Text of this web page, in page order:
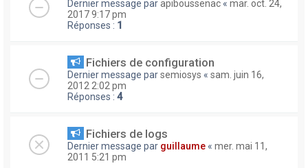
Dernier message parapiboussenac « mar. oct. 24,
2017 9:17 pm
Réponses : 1
Fichiers de configuration
Dernier message parsemiosys « sam. juin 16,
2012 2:02 pm
Réponses : 4
Fichiers de logs
Dernier message par guillaume « mer. mai 11,
2011 5:21 pm